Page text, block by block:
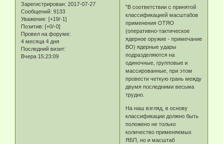
Зарегистрирован: 2017-07-27
Сообщений: 9133
Уважение: [+19/-1]
Позитив: [+0/-0]
Провел на форуме:
4 месяца 4 дня
Последний визит:
Вчера 15:23:09
"В соответствии с принятой
классификацией масштабов
применения ОТЯО
(оперативно-тактическое
ядерное оружие - примечание
ВО) ядерные удары
подразделяются на
одиночные, групповые и
массированные, при этом
провести четкую грань между
двумя последними весьма
трудно.
На наш взгляд, в основу
классификации должно быть
положено не только
количество применяемых
ЯБП, но и масштаб